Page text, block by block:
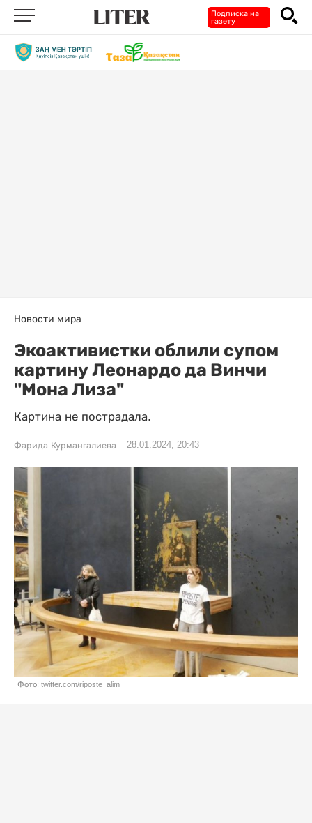
Подписка на
газету
Новости мира
Экоактивистки облили супом
картину Леонардо да Винчи
"Мона Лиза"
Картина не пострадала.
Фарида Курмангалиева 28.01.2024, 20:43
Фото: twitter.com/riposte_alim